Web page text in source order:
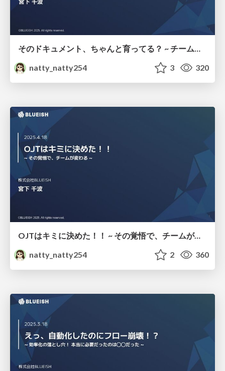
そのドキュメント、ちゃんと育ってる？ ~ チームで育てる文化のつくり方 ~
natty_natty254
3 320
OJTはキミに決めた！！ ~ その覚悟で、チームが変わる ~
natty_natty254
2 360